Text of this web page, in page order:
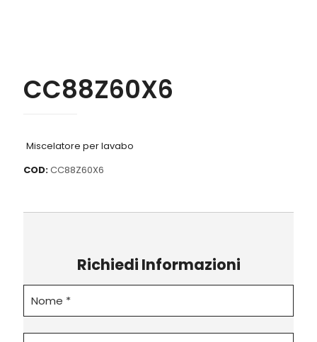
CC88Z60X6
Miscelatore per lavabo
COD:CC88Z60X6
Richiedi Informazioni